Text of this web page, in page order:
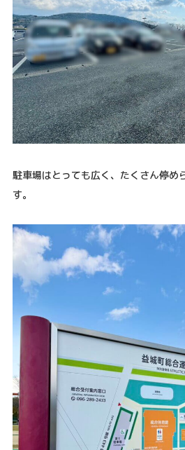
駐車場はとっても広く、たくさん停め
す。